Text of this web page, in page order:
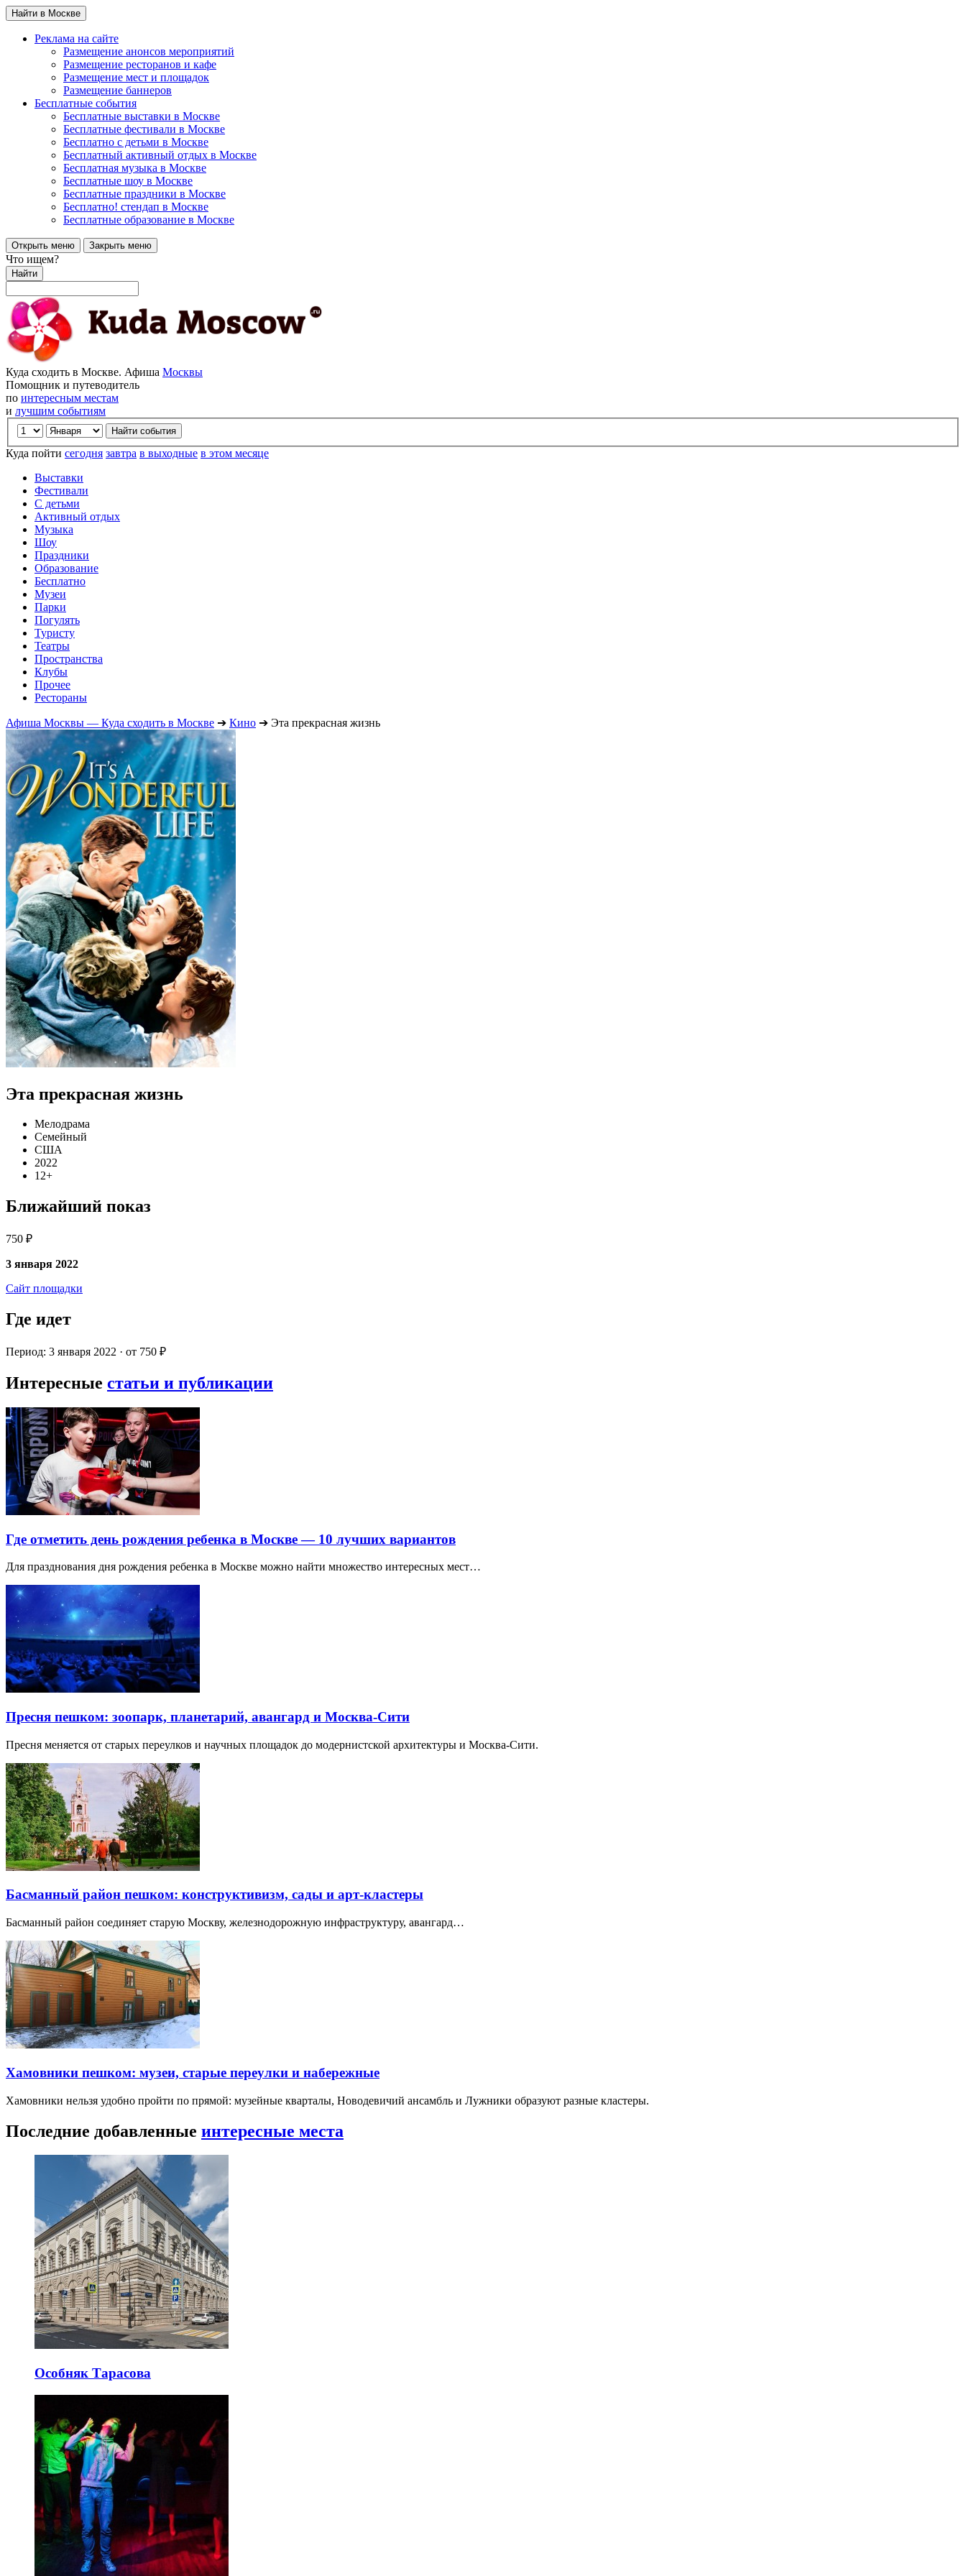
Найти в Москве
Реклама на сайте
Размещение анонсов мероприятий
Размещение ресторанов и кафе
Размещение мест и площадок
Размещение баннеров
Бесплатные события
Бесплатные выставки в Москве
Бесплатные фестивали в Москве
Бесплатно с детьми в Москве
Бесплатный активный отдых в Москве
Бесплатная музыка в Москве
Бесплатные шоу в Москве
Бесплатные праздники в Москве
Бесплатно! стендап в Москве
Бесплатные образование в Москве
Открыть меню Закрыть меню
Что ищем?
Найти
Куда сходить в Москве. Афиша Москвы
Помощник и путеводитель
по интересным местам
и лучшим событиям
Куда пойти сегодня завтра в выходные в этом месяце
Выставки
Фестивали
С детьми
Активный отдых
Музыка
Шоу
Праздники
Образование
Бесплатно
Музеи
Парки
Погулять
Туристу
Театры
Пространства
Клубы
Прочее
Рестораны
Афиша Москвы — Куда сходить в Москве ➔ Кино ➔ Эта прекрасная жизнь
Эта прекрасная жизнь
Мелодрама
Семейный
США
2022
12+
Ближайший показ
750 ₽
3 января 2022
Сайт площадки
Где идет
Период: 3 января 2022 · от 750 ₽
Интересные статьи и публикации
Где отметить день рождения ребенка в Москве — 10 лучших вариантов
Для празднования дня рождения ребенка в Москве можно найти множество интересных мест…
Пресня пешком: зоопарк, планетарий, авангард и Москва-Сити
Пресня меняется от старых переулков и научных площадок до модернистской архитектуры и Москва-Сити.
Басманный район пешком: конструктивизм, сады и арт-кластеры
Басманный район соединяет старую Москву, железнодорожную инфраструктуру, авангард…
Хамовники пешком: музеи, старые переулки и набережные
Хамовники нельзя удобно пройти по прямой: музейные кварталы, Новодевичий ансамбль и Лужники образуют разные кластеры.
Последние добавленные интересные места
Особняк Тарасова